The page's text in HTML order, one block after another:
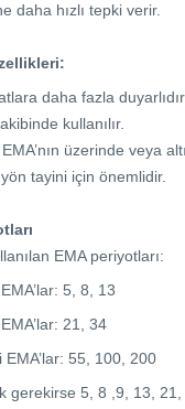
daha hızlı tepki verir.
daha fazla
kullanılır.
üzerinde veya
tayini için önemlidir.
EMA periyotları:
5, 8, 13
21, 34
EMA’lar: 55, 100, 200
gerekirse 5, 8 ,9, 13, 21,